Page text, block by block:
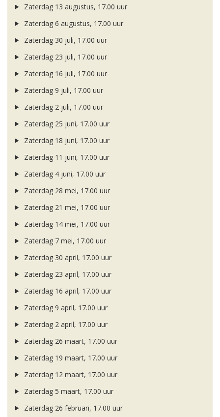
Zaterdag 13 augustus, 17.00 uur
Zaterdag 6 augustus, 17.00 uur
Zaterdag 30 juli, 17.00 uur
Zaterdag 23 juli, 17.00 uur
Zaterdag 16 juli, 17.00 uur
Zaterdag 9 juli, 17.00 uur
Zaterdag 2 juli, 17.00 uur
Zaterdag 25 juni, 17.00 uur
Zaterdag 18 juni, 17.00 uur
Zaterdag 11 juni, 17.00 uur
Zaterdag 4 juni, 17.00 uur
Zaterdag 28 mei, 17.00 uur
Zaterdag 21 mei, 17.00 uur
Zaterdag 14 mei, 17.00 uur
Zaterdag 7 mei, 17.00 uur
Zaterdag 30 april, 17.00 uur
Zaterdag 23 april, 17.00 uur
Zaterdag 16 april, 17.00 uur
Zaterdag 9 april, 17.00 uur
Zaterdag 2 april, 17.00 uur
Zaterdag 26 maart, 17.00 uur
Zaterdag 19 maart, 17.00 uur
Zaterdag 12 maart, 17.00 uur
Zaterdag 5 maart, 17.00 uur
Zaterdag 26 februari, 17.00 uur